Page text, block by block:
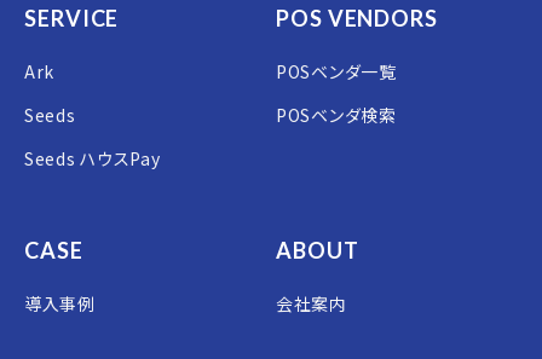
SERVICE
Ark
Seeds
Seeds ハウスPay
POS VENDORS
POSベンダ一覧
POSベンダ検索
CASE
導入事例
ABOUT
会社案内